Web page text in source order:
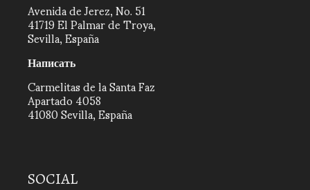
Avenida de Jerez, No. 51
41719 El Palmar de Troya,
Sevilla, España
Написать
Carmelitas de la Santa Faz
Apartado 4058
41080 Sevilla, España
SOCIAL